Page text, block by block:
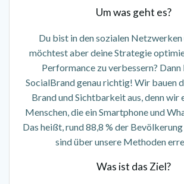
Um was geht es?
Du bist in den sozialen Netzwerken
möchtest aber deine Strategie
Performance zu verbessern?
SocialBrand genau richtig! Wir bauen
Brand und Sichtbarkeit aus, denn wir
Menschen, die ein Smartphone und
Das heißt, rund 88,8 % der
sind über unsere Methoden
Was ist das Ziel?